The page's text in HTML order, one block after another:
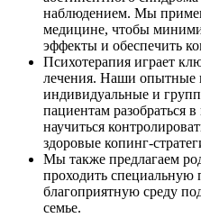
наблюдением. Мы
медицине, чтобы
эффекты и обеспечить
Психотерапия играет
лечения. Наши опытные
индивидуальные и
пациентам разобраться
научиться
здоровые копинг-
Мы также предлагаем
проходить специальную
благоприятную среду
семье.